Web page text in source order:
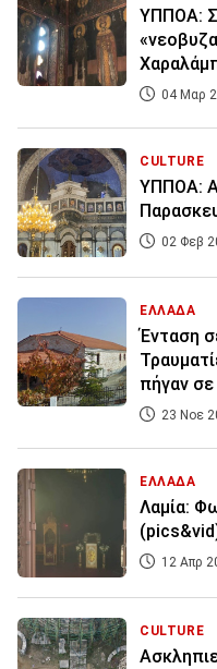
ΥΠΠΟΑ:
04 Μαρ
CULTURE
ΥΠΠΟΑ:
02 Φεβ
ΕΛΛΑΔΑ
Ένταση
πήγαν σε
23 Νοε
ΕΛΛΑΔΑ
Λαμία:
12 Απρ
CULTURE